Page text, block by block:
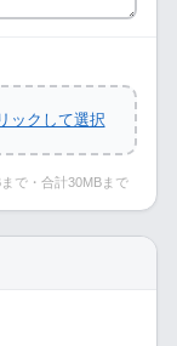
ックして選択
で・合計30MBまで